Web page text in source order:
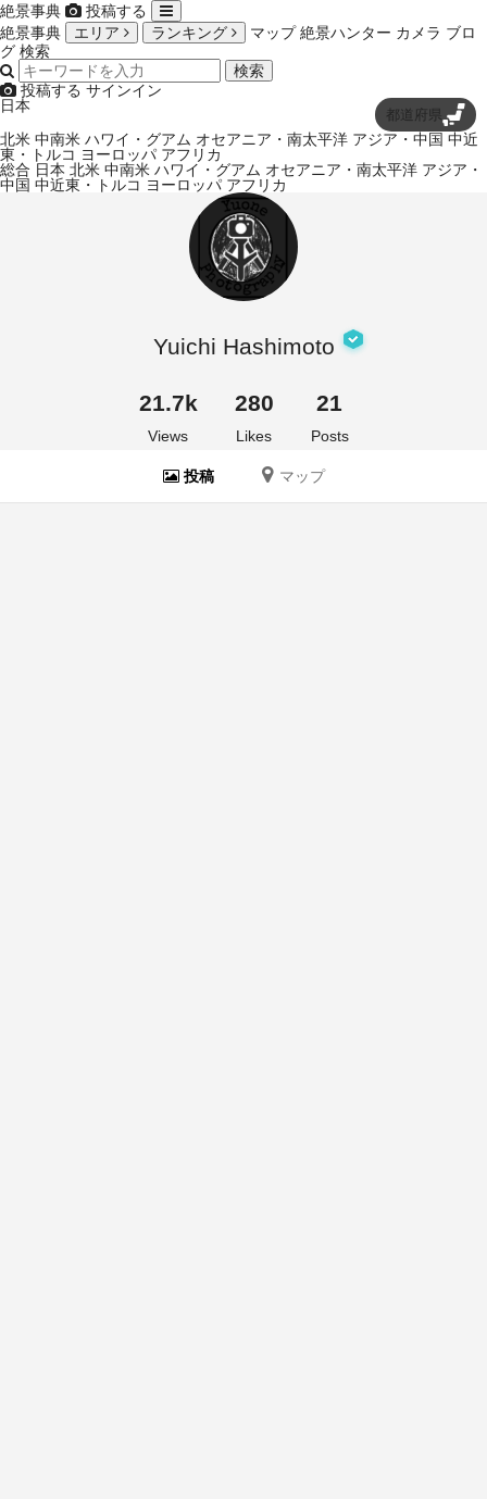
絶景事典
投稿する
絶景事典
エリア ランキング マップ 絶景ハンター カメラ ブロ
グ 検索
検索
投稿する サインイン
日本
都道府県
北米 中南米 ハワイ・グアム オセアニア・南太平洋 アジア・中国 中近
東・トルコ ヨーロッパ アフリカ
総合 日本 北米 中南米 ハワイ・グアム オセアニア・南太平洋 アジア・
中国 中近東・トルコ ヨーロッパ アフリカ
Yuichi Hashimoto
21.7k
Views
280
Likes
21
Posts
投稿 マップ